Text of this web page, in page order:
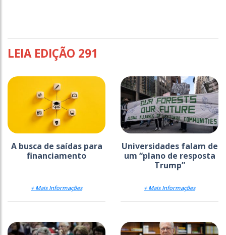
LEIA EDIÇÃO 291
A busca de saídas para
financiamento
+ Mais Informações
Universidades falam de
um “plano de resposta
Trump”
+ Mais Informações